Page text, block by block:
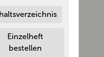
Einzelheft
bestellen